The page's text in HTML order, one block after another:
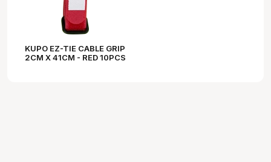
KUPO EZ-TIE CABLE GRIP
2CM X 41CM - RED 10PCS